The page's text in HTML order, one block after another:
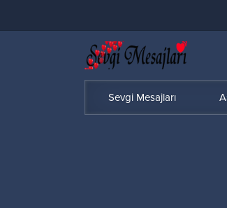
Sevgi Mesajları